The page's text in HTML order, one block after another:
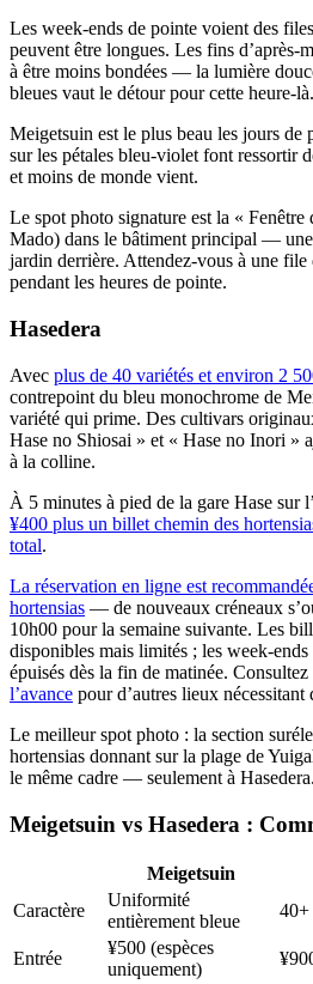
Les week-ends de pointe voient des
peuvent être longues. Les fins d’après-
à être moins bondées — la lumière
bleues vaut le détour pour cette heure-là.
Meigetsuin est le plus beau les jours de
sur les pétales bleu-violet font ressortir
et moins de monde vient.
Le spot photo signature est la «
Mado) dans le bâtiment principal —
jardin derrière. Attendez-vous à une file
pendant les heures de pointe.
Hasedera
Avec plus de 40 variétés et environ 2
contrepoint du bleu monochrome de
variété qui prime. Des cultivars
Hase no Shiosai » et « Hase no Inori »
à la colline.
À 5 minutes à pied de la gare Hase sur
¥400 plus un billet chemin des
total.
La réservation en ligne est
hortensias — de nouveaux créneaux
10h00 pour la semaine suivante. Les
disponibles mais limités ; les week-
épuisés dès la fin de matinée. Consultez
l’avance pour d’autres lieux nécessitant
Le meilleur spot photo : la section
hortensias donnant sur la plage de
le même cadre — seulement à Hasedera.
Meigetsuin vs Hasedera :
Meigetsuin
Caractère
Uniformité
entièrement bleue
40+
Entrée
¥500 (espèces
uniquement)